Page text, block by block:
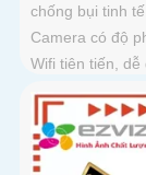
chống bụi tinh
Camera có độ
Wifi tiên tiến, dễ